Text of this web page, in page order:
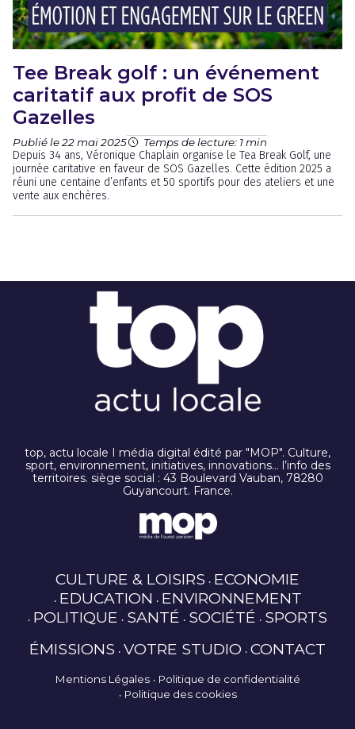
Tee Break golf : un événement
caritatif aux profit de SOS
Gazelles
Publié le 22 mai 2025 Temps de lecture: 1 min
Depuis 34 ans, Véronique Chaplain organise le Tea Break Golf, une
journée caritative en faveur de SOS Gazelles. Cette édition 2025 a
réuni une centaine d’enfants et 50 sportifs pour des ateliers et une
vente aux enchères.
top, actu locale I média digital édité par "MOP". Culture,
sport, environnement, initiatives, innovations… l’info des
territoires. siège social : 43 Boulevard Vauban, 78280
Guyancourt. France.
CULTURE & LOISIRS ECONOMIE
EDUCATION ENVIRONNEMENT
POLITIQUE SANTÉ SOCIÉTÉ SPORTS
ÉMISSIONS VOTRE STUDIO CONTACT
Mentions Légales
Politique de confidentialité
Politique des cookies